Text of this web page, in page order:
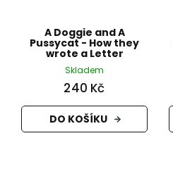
A Doggie and A
Pussycat - How they
wrote a Letter
Skladem
240 Kč
DO KOŠÍKU